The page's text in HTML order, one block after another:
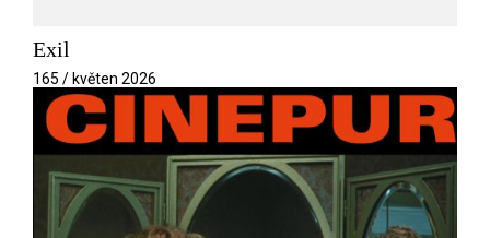
Exil
165 / květen 2026